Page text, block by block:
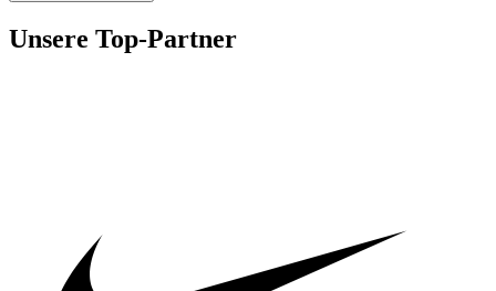
Unsere Top-Partner